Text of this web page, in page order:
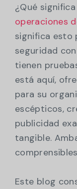
¿Qué
operaciones
significa esto
seguridad
tienen
está aquí,
para su
escépticos,
publicidad
tangible.
Este blog